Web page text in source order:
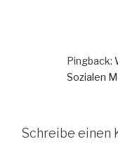
Pingback:
Sozialen
Schreibe einen